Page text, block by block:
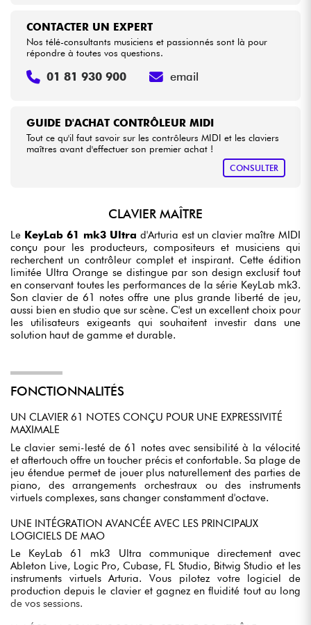
GUIDE D'ACHAT CONTRÔLEUR MIDI
Tout ce qu'il faut savoir sur les contrôleurs MIDI et les claviers
maîtres avant d'effectuer son premier achat !
CONSULTER
CONTACTER UN EXPERT
Nos télé-consultants musiciens et passionnés sont là pour
répondre à toutes vos questions.
01 81 930 900 email
CLAVIER MAÎTRE
Le KeyLab 61 mk3 Ultra d'Arturia est un clavier maître MIDI
conçu pour les producteurs, compositeurs et musiciens qui
recherchent un contrôleur complet et inspirant. Cette édition
limitée Ultra Orange se distingue par son design exclusif tout
en conservant toutes les performances de la série KeyLab mk3.
Son clavier de 61 notes offre une plus grande liberté de jeu,
aussi bien en studio que sur scène. C'est un excellent choix pour
les utilisateurs exigeants qui souhaitent investir dans une
solution haut de gamme et durable.
FONCTIONNALITÉS
UN CLAVIER 61 NOTES CONÇU POUR UNE EXPRESSIVITÉ
MAXIMALE
Le clavier semi-lesté de 61 notes avec sensibilité à la vélocité
et aftertouch offre un toucher précis et confortable. Sa plage de
jeu étendue permet de jouer plus naturellement des parties de
piano, des arrangements orchestraux ou des instruments
virtuels complexes, sans changer constamment d'octave.
UNE INTÉGRATION AVANCÉE AVEC LES PRINCIPAUX
LOGICIELS DE MAO
Le KeyLab 61 mk3 Ultra communique directement avec
Ableton Live, Logic Pro, Cubase, FL Studio, Bitwig Studio et les
instruments virtuels Arturia. Vous pilotez votre logiciel de
production depuis le clavier et gagnez en fluidité tout au long
de vos sessions.